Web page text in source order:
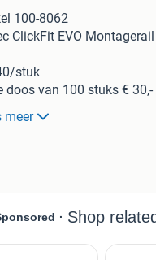
100-8062
ClickFit EVO
stuk
doos van 100 stuks € 30,-
beschikbaar
ook mijn overige
meer